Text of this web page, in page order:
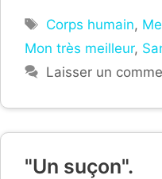
Étiquettes
Corps humain,
Mon très meilleur,
Laisser un
"Un suçon".